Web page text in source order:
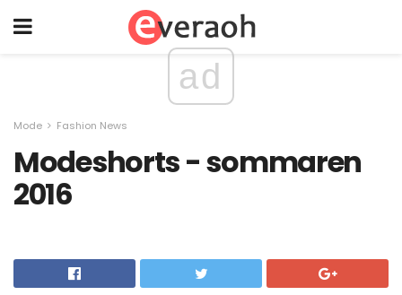
ad
Mode Fashion News
Modeshorts - sommaren
2016